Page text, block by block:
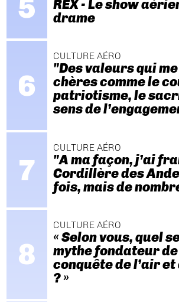
REX - Le show
drame
CULTURE AÉRO
"Des valeurs qui
chères comme le
patriotisme, le
sens de
CULTURE AÉRO
"A ma façon, j’ai
Cordillère des
fois, mais de
CULTURE AÉRO
« Selon vous, quel
mythe fondateur
conquête de l’air et
? »